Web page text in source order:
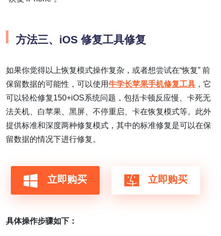
方法三、iOS 修复工具修复
如果你觉得以上恢复模式操作复杂，或者想尝试在“恢复” 前
保留数据的可能性，可以使用牛学长苹果手机修复工具 ，它
可以轻松修复150+iOS系统问题，包括卡顿反应慢、卡死无
法关机、白苹果、黑屏、不停重启、卡在恢复模式等。此外
提供标准和深度两种修复模式，其中的标准修复是可以在保
留数据的情况下进行修复。
立即购买 立即购买
具体操作步骤如下：